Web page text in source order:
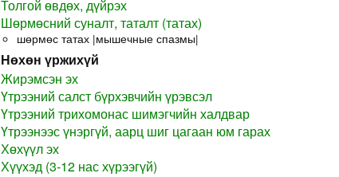
Толгой өвдөх, дүйрэх
Шөрмөсний суналт, таталт (татах)
шөрмөс татах |мышечные спазмы|
Нөхөн үржихүй
Жирэмсэн эх
Үтрээний салст бүрхэвчийн үрэвсэл
Үтрээний трихомонас шимэгчийн халдвар
Үтрээнээс үнэргүй, аарц шиг цагаан юм гарах
Хөхүүл эх
Хүүхэд (3-12 нас хүрээгүй)